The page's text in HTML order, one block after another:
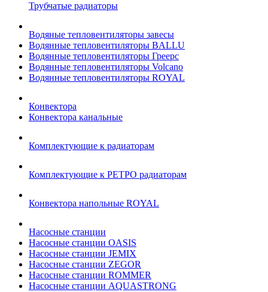
Трубчатые радиаторы
Водяные тепловентиляторы завесы
Водянные тепловентиляторы BALLU
Водянные тепловентиляторы Греерс
Водянные тепловентиляторы Volcano
Водянные тепловентиляторы ROYAL
Конвектора
Конвектора канальные
Комплектующие к радиаторам
Комплектующие к РЕТРО радиаторам
Конвектора напольные ROYAL
Насосные станции
Насосные станции OASIS
Насосные станции JEMIX
Насосные станции ZEGOR
Насосные станции ROMMER
Насосные станции AQUASTRONG